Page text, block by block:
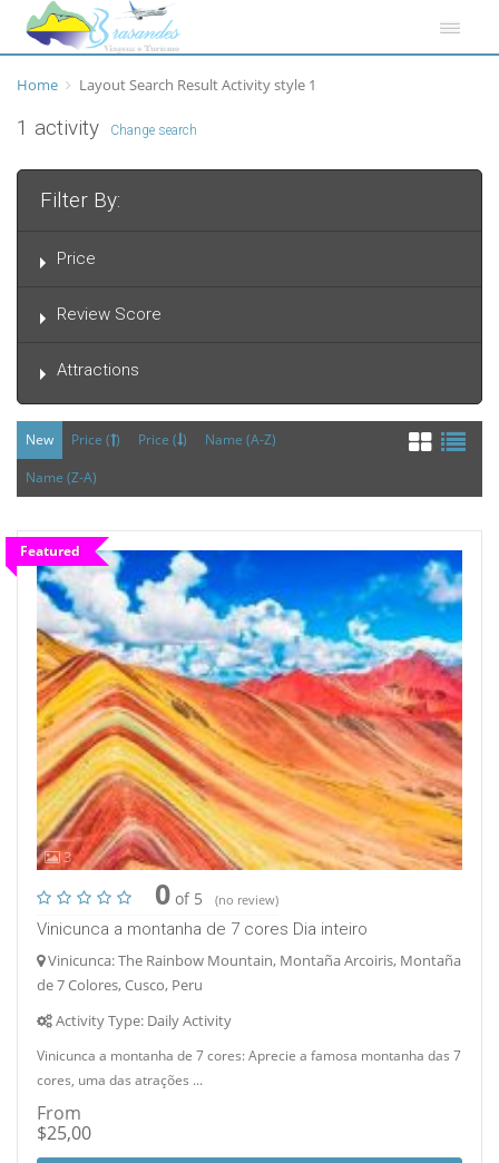
Home Layout Search Result Activity style 1
1 activity Change search
Filter By:
Price
Review Score
Attractions
New Price ( ) Price ( )
Name (A-Z)
Name (Z-A)
Featured
3
0 of 5 (no review)
Vinicunca a montanha de 7 cores Dia inteiro
Vinicunca: The Rainbow Mountain, Montaña Arcoiris, Montaña
de 7 Colores, Cusco, Peru
Activity Type: Daily Activity
Vinicunca a montanha de 7 cores: Aprecie a famosa montanha das 7
cores, uma das atrações ...
From
$25,00